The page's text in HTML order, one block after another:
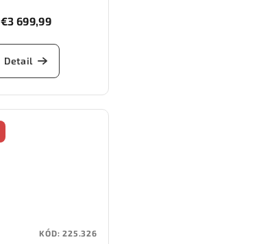
€3 699,99
Detail
KÓD:225.326